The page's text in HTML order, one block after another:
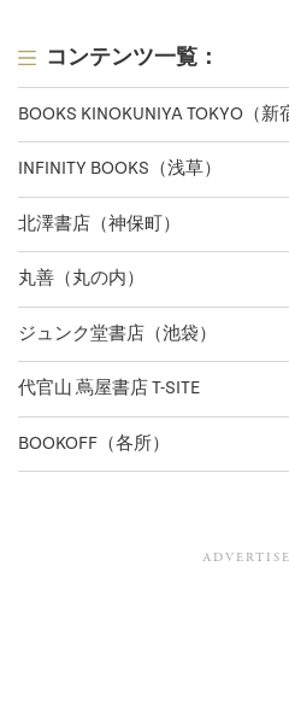
コンテンツ一覧：
BOOKS KINOKUNIYA TOKYO（新
INFINITY BOOKS（浅草）
北澤書店（神保町）
丸善（丸の内）
ジュンク堂書店（池袋）
代官山 蔦屋書店 T-SITE
BOOKOFF（各所）